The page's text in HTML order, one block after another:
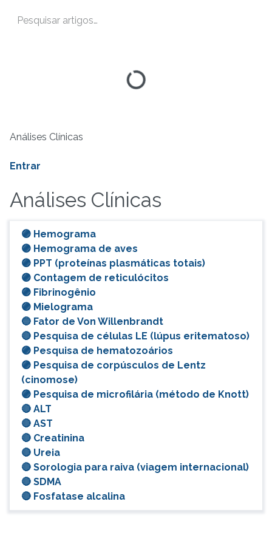
Análises Clínicas
Entrar
Análises Clínicas
🟣 Hemograma
🟣 Hemograma de aves
🟣 PPT (proteínas plasmáticas totais)
🟣 Contagem de reticulócitos
🟣 Fibrinogênio
🟣 Mielograma
🔵 Fator de Von Willenbrandt
🔴 Pesquisa de células LE (lúpus eritematoso)
🟣 Pesquisa de hematozoários
🟣 Pesquisa de corpúsculos de Lentz
(cinomose)
🟣 Pesquisa de microfilária (método de Knott)
🔴 ALT
🔴 AST
🔴 Creatinina
🔴 Ureia
🔴 Sorologia para raiva (viagem internacional)
🔴 SDMA
🔴 Fosfatase alcalina